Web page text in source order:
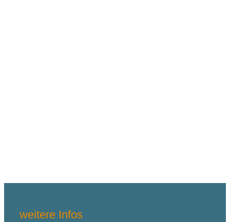
weitere Infos